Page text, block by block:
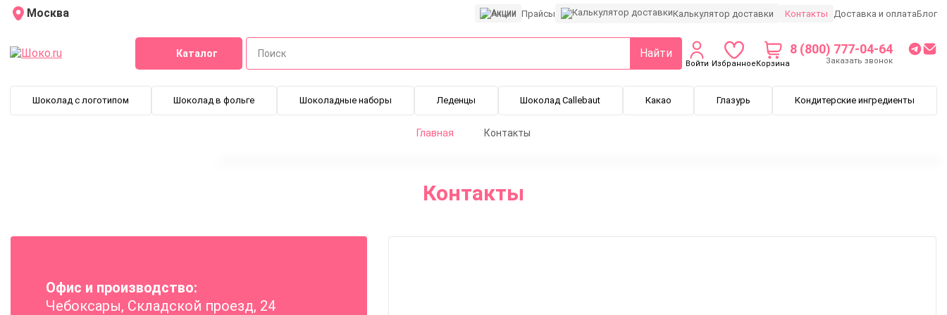
Москва Акции Прайсы Калькулятор доставки Контакты Доставка и оплатаБлог
Каталог Найти
Войти ИзбранноеКорзина
8 (800) 777-04-64
Заказать звонок
Шоколад с логотипом Шоколад в фольге Шоколадные наборы Леденцы Шоколад Callebaut Какао Глазурь Кондитерские ингредиенты
Главная Контакты
Контакты
Офис и производство:
Чебоксары, Складской проезд, 24